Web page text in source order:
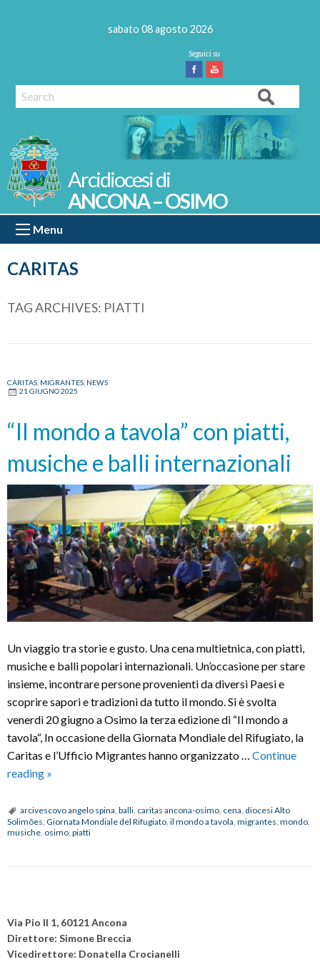
sabato 08 agosto 2026
Facebook
Youtube
Search
CARITAS
ANCONA – OSIMO
Menu
TAG ARCHIVES: PIATTI
CARITAS MIGRANTES NEWS
21 GIUGNO 2025
“Il mondo a tavola” con piatti,
musiche e balli internazionali
Un viaggio tra storie e gusto. Una cena multietnica, con piatti,
musiche e balli popolari internazionali. Un’occasione per stare
insieme, incontrare persone provenienti da diversi Paesi e
scoprire sapori e tradizioni da tutto il mondo. Si è svolta
venerdì 20 giugno a Osimo la terza edizione di “Il mondo a
tavola“, In occasione della Giornata Mondiale del Rifugiato, la
Caritas e l’Ufficio Migrantes hanno organizzato … Continue
reading “Il
a
tavola”
internazionali
»
arcivescovo angelo spina, balli, caritas ancona-osimo, cena, diocesi Alto
Solimões, Giornata Mondiale del Rifugiato, il mondo a tavola, migrantes, mondo,
musiche, osimo, piatti
o
s
t
Via Pio II 1, 60121 Ancona
Direttore: Simone Breccia
Vicedirettore: Donatella Crocianelli